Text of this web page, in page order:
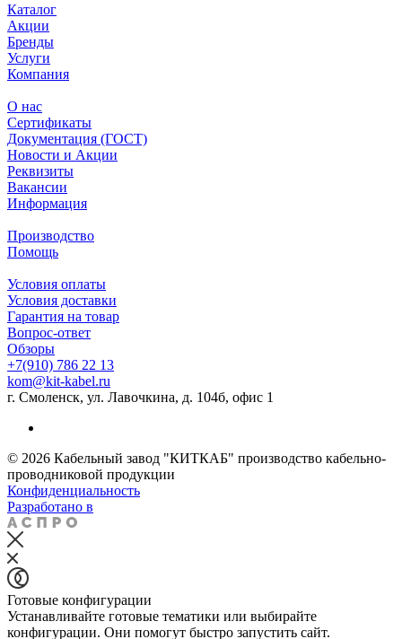
Каталог
Акции
Бренды
Услуги
Компания
О нас
Сертификаты
Документация (ГОСТ)
Новости и Акции
Реквизиты
Вакансии
Информация
Производство
Помощь
Условия оплаты
Условия доставки
Гарантия на товар
Вопрос-ответ
Обзоры
+7(910) 786 22 13
kom@kit-kabel.ru
г. Смоленск, ул. Лавочкина, д. 104б, офис 1
© 2026 Кабельный завод "КИТКАБ" производство кабельно-
проводниковой продукции
Конфиденциальность
Разработано в
Готовые конфигурации
Устанавливайте готовые тематики или выбирайте
конфигурации. Они помогут быстро запустить сайт.